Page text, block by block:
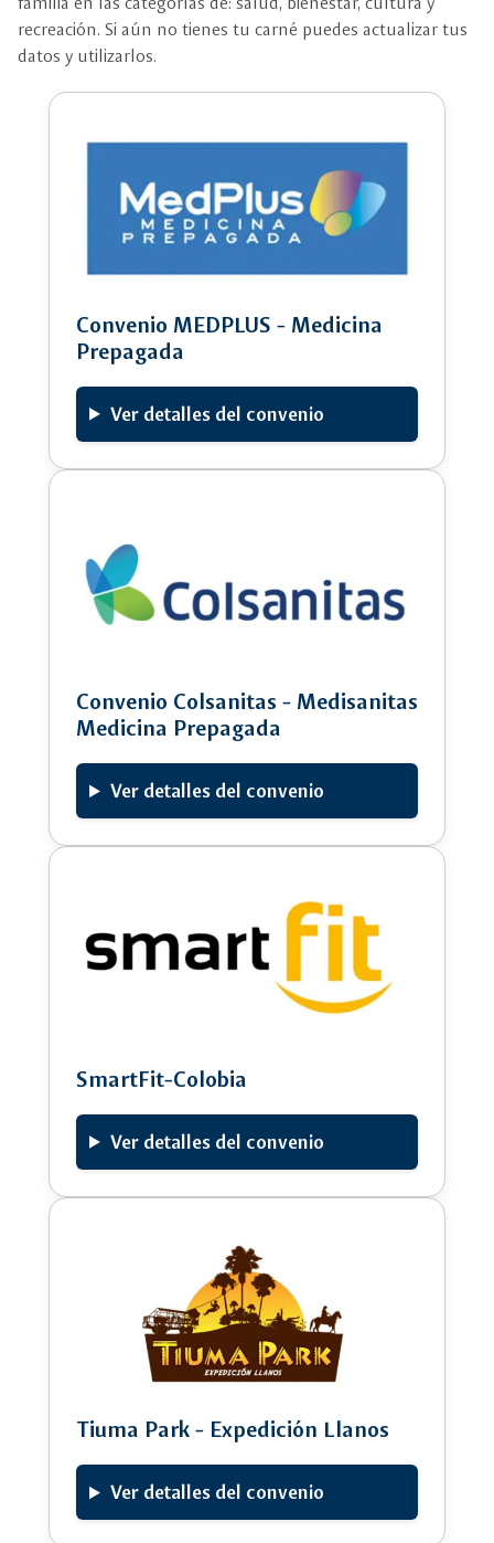
recreación. Si aún no tienes tu carné puedes actualizar tus
datos y utilizarlos.
Convenio MEDPLUS - Medicina
Prepagada
Ver detalles del convenio
Convenio Colsanitas - Medisanitas
Medicina Prepagada
Ver detalles del convenio
SmartFit-Colobia
Ver detalles del convenio
Tiuma Park - Expedición Llanos
Ver detalles del convenio